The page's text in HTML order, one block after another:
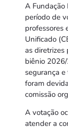
A Fundação
período de
professores
Unificado
as diretrizes
biênio
segurança
foram
comissão
A votação
atender a